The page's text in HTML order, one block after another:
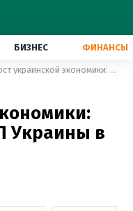
БИЗНЕС ФИНАНСЫ
Рост украинской экономики: как изменился ВВП Украины в 2023 году
Украины в